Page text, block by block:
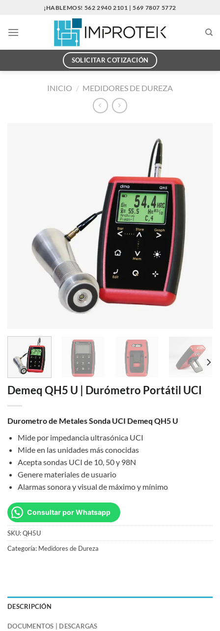
contenido
¡HABLEMOS! 562 2940 2101 | 569 7807 5772
SOLICITAR COTIZACIÓN
INICIO / MEDIDORES DE DUREZA
Demeq QH5 U | Durómetro Portátil UCI
Durometro de Metales Sonda UCI Demeq QH5 U
Mide por impedancia ultrasónica UCI
Mide en las unidades más conocidas
Acepta sondas UCI de 10, 50 y 98N
Genere materiales de usuario
Alarmas sonora y visual de máximo y mínimo
Consultar por Whatsapp
SKU:QH5U
Categoría: Medidores de Dureza
DESCRIPCIÓN
DOCUMENTOS | DESCARGAS